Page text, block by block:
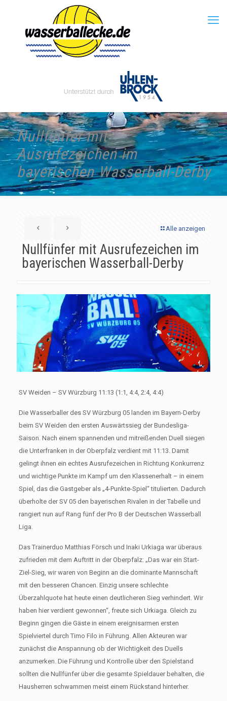
Nullfünfer mit
Ausrufezeichen im
bayerischen Wasserball-Derby
Alle anzeigen
Nullfünfer mit Ausrufezeichen im
bayerischen Wasserball-Derby
SV Weiden – SV Würzburg 11:13 (1:1, 4:4, 2:4, 4:4)
Die Wasserballer des SV Würzburg 05 landen im Bayern-Derby
beim SV Weiden den ersten Auswärtssieg der Bundesliga-
Saison. Nach einem spannenden und mitreißenden Duell siegen
die Unterfranken in der Oberpfalz verdient mit 11:13. Damit
gelingt ihnen ein echtes Ausrufezeichen in Richtung Konkurrenz
und wichtige Punkte im Kampf um den Klassenerhalt – in einem
Spiel, das die Gastgeber als „4-Punkte-Spiel“ titulierten. Dadurch
überholte der SV 05 den bayerischen Rivalen in der Tabelle und
rangiert nun auf Rang fünf der Pro B der Deutschen Wasserball
Liga.
Das Trainerduo Matthias Försch und Inaki Urkiaga war überaus
zufrieden mit dem Auftritt in der Oberpfalz: „Das war ein Start-
Ziel-Sieg, wir waren von Beginn an die dominante Mannschaft
mit den besseren Chancen. Einzig unsere schlechte
Überzahlquote hat heute einen deutlicheren Sieg verhindert. Wir
haben hier verdient gewonnen“, freute sich Urkiaga. Gleich zu
Beginn gingen die Gäste in einem ereignisarmen ersten
Spielviertel durch Timo Filo in Führung. Allen Akteuren war
zunächst die Anspannung ob der Wichtigkeit des Duells
anzumerken. Die Führung und Kontrolle über den Spielstand
sollten die Nullfünfer über die gesamte Spieldauer behalten, die
Hausherren schwammen meist einem Rückstand hinterher.